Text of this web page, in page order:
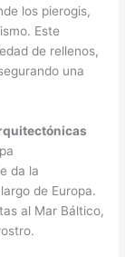
los pierogis,
Este
de rellenos,
una
da la
de Europa.
al Mar Báltico,